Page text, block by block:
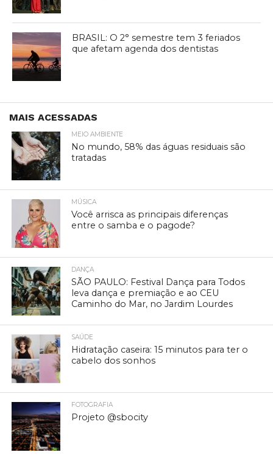
BRASIL: O 2° semestre tem 3 feriados
que afetam agenda dos dentistas
MAIS ACESSADAS
MEIO AMBIENTE
No mundo, 58% das águas residuais são
tratadas
MÚSICA
Você arrisca as principais diferenças
entre o samba e o pagode?
DANÇA
SÃO PAULO: Festival Dança para Todos
leva dança e premiação e ao CEU
Caminho do Mar, no Jardim Lourdes
SAÚDE
Hidratação caseira: 15 minutos para ter o
cabelo dos sonhos
FOTOGRAFIA
Projeto @sbocity